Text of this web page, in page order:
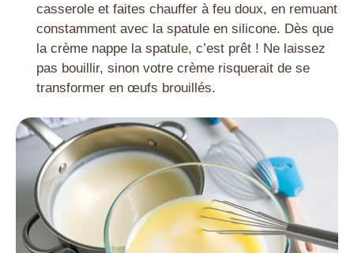
casserole et faites chauffer à feu doux, en remuant
constamment avec la spatule en silicone. Dès que
la crème nappe la spatule, c’est prêt ! Ne laissez
pas bouillir, sinon votre crème risquerait de se
transformer en œufs brouillés.